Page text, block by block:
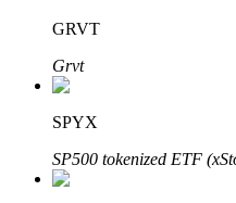
GRVT
Grvt
SPYX
SP500 tokenized ETF